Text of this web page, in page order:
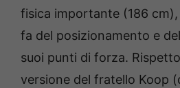
fisica importante (186 cm),
fa del posizionamento e
suoi punti di forza.
versione del fratello Koop